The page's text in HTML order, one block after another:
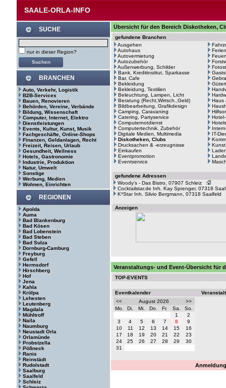
SAALE-ORLA-INFO
SUCHE
nur in dieser Region?
BRANCHEN
Auto, Verkehr, Logistik
B2B-Services
Bauen, Renovieren
Behörden, Vereine, Verbände
Bildung, Wissenschaft
Computer, Internet, Elektro
Dienstleistungen
Events, Kultur, Kunst, Musik
Fachgeschäfte, Online-Shops
Finanzen, Geldanlagen, Recht
Freizeit, Reisen, Urlaub
Gesundheit, Wellness
Hotels, Gastronomie
Industrie, Produktion
Natur, Umwelt
Sonstige
Werbung, Medien
Wohnen, Einrichten
REGIONEN
Apolda
Auma
Bad Blankenburg
Bad Kösen
Bad Lobenstein
Bad Steben
Bad Sulza
Dornburg-Camburg
Freyburg
Gefell
Hermsdorf
Hirschberg
Hof
Jena
Kahla
Krölpa
Lehesten
Leutenberg
Magdala
Mühltroff
Naila
Naumburg
Neustadt Orla
Orlamünde
Probstzella
Pößneck
Ranis
Reinstädt
Rudolstadt
Saalburg
Saalfeld
Schleiz
Übersicht für den Bereich Diskotheken,
gefundene Branchen
Ausgehen
Autohaus
Autovermietung
Autozubehör
Außenwerbung, Schilder
Bank, Kreditinstitut, Sparkasse
Bar, Cafe
Bekleidung
Bekleidung, Textilien
Beleuchtung, Lampen, Licht
Beratung (Recht,Wirtsch.,Geld)
Bildbearbeitung, Grafikdesign
Camping, Caravaning
Catering, Partyservice
Computernotdienst
Computertechnik, Zubehör
Digitale Medien, Multimedia
Diskotheken, Clubs
Drucksachen & -erzeugnisse
Einkaufen
Eventpromotion
Eventservice
Haus
IT-
Kunst
gefundene Adressen
Woody's - Das Bistro, 07907 Schleiz
Cocktailstar.de Inh. Kay Sprenger, 07318
K*Star Inh. Silvio Bergmann, 07318 Saalfeld
Anzeigen
Veranstaltungs- und Event-Übersicht für
TOP-EVENTS
Eventkalender
<<
August 2026
>>
Mo.
Di. Mi. Do. Fr. Sa.
So.
1
2
3
4 5 6 7 8
9
10
11 12 13 14 15
16
17
18 19 20 21 22
23
24
25 26 27 28 29
30
31